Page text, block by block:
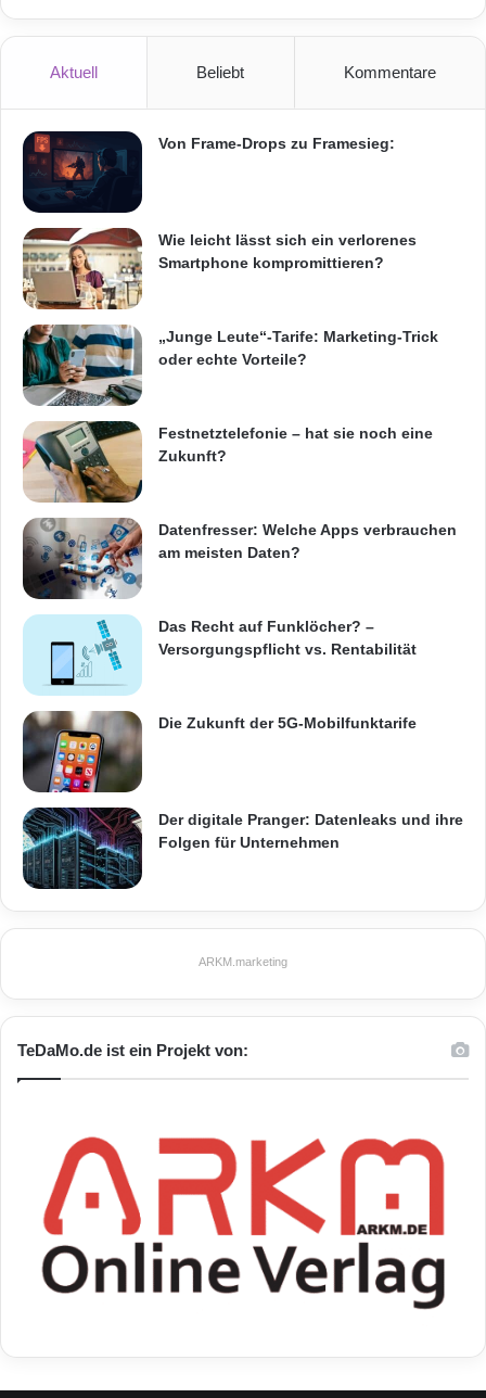
Aktuell Beliebt Kommentare
Von Frame-Drops zu Framesieg:
Wie leicht lässt sich ein verlorenes
Smartphone kompromittieren?
„Junge Leute“-Tarife: Marketing-Trick
oder echte Vorteile?
Festnetztelefonie – hat sie noch eine
Zukunft?
Datenfresser: Welche Apps verbrauchen
am meisten Daten?
Das Recht auf Funklöcher? –
Versorgungspflicht vs. Rentabilität
Die Zukunft der 5G-Mobilfunktarife
Der digitale Pranger: Datenleaks und ihre
Folgen für Unternehmen
ARKM.marketing
TeDaMo.de ist ein Projekt von: